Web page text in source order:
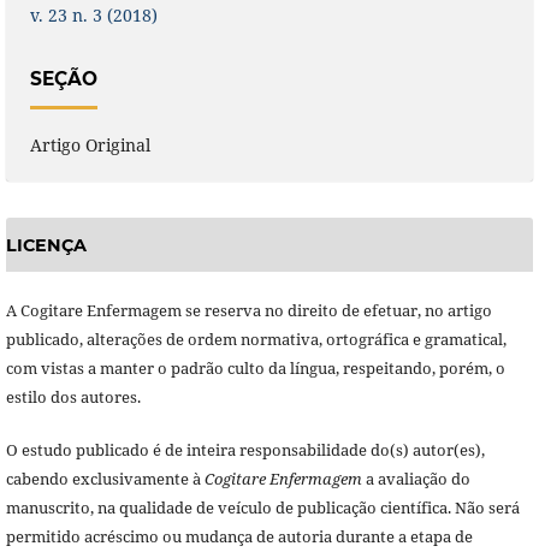
v. 23 n. 3 (2018)
SEÇÃO
Artigo Original
LICENÇA
A Cogitare Enfermagem se reserva no direito de efetuar, no artigo
publicado, alterações de ordem normativa, ortográfica e gramatical,
com vistas a manter o padrão culto da língua, respeitando, porém, o
estilo dos autores.
O estudo publicado é de inteira responsabilidade do(s) autor(es),
cabendo exclusivamente àCogitare Enfermagema avaliação do
manuscrito, na qualidade de veículo de publicação científica. Não será
permitido acréscimo ou mudança de autoria durante a etapa de